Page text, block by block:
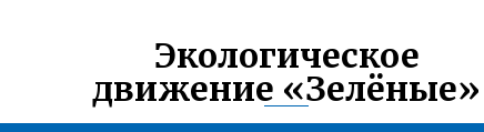
Экологическое
движение «Зелёные»